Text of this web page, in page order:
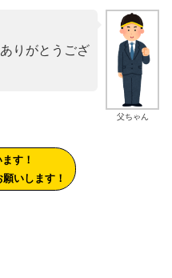
父ちゃん
りがとうござ
す！
いします！